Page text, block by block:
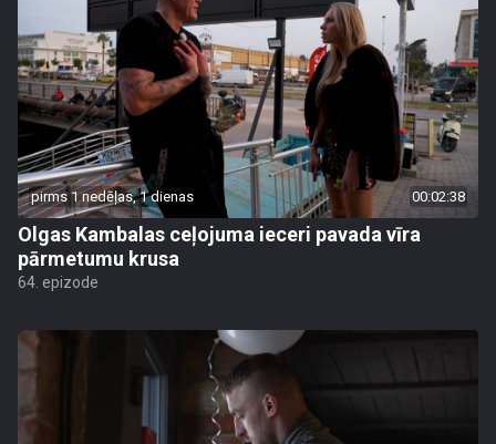
pirms 1 nedēļas, 1 dienas 00:02:38
Olgas Kambalas ceļojuma ieceri pavada vīra
pārmetumu krusa
64. epizode